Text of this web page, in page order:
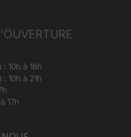
: 10h à 18h
10h à 21h
17h